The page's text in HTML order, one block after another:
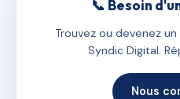
📞 Besoin
Trouvez ou devenez
Syndic Digital.
Nous